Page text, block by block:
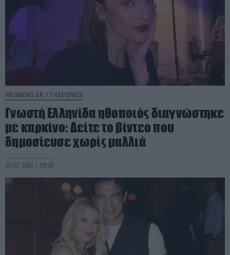
PRONEWS.GR / ΤΗΛΕΟΡΑΣΗ
Γνωστή Ελληνίδα ηθοποιός διαγνώστηκε
με καρκίνο: Δείτε το βίντεο που
δημοσίευσε χωρίς μαλλιά
25.07.2026 | 09:03